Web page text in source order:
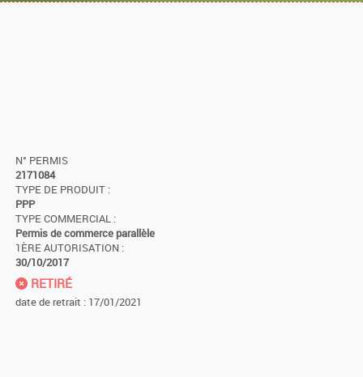
N° PERMIS
2171084
TYPE DE PRODUIT :
PPP
TYPE COMMERCIAL :
Permis de commerce parallèle
1ÈRE AUTORISATION :
30/10/2017
RETIRÉ
date de retrait : 17/01/2021